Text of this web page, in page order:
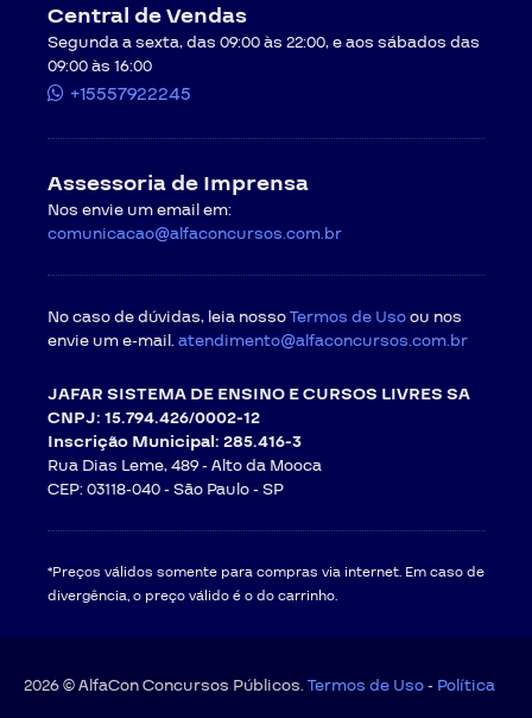
Central de Vendas
Segunda a sexta, das 09:00 às 22:00, e aos sábados das
09:00 às 16:00
+15557922245
Assessoria de Imprensa
Nos envie um email em:
comunicacao@alfaconcursos.com.br
No caso de dúvidas, leia nossoTermos de Usoou nos
envie um e-mail.atendimento@alfaconcursos.com.br
JAFAR SISTEMA DE ENSINO E CURSOS LIVRES SA
CNPJ: 15.794.426/0002-12
Inscrição Municipal: 285.416-3
Rua Dias Leme, 489 - Alto da Mooca
CEP: 03118-040 -São Paulo - SP
*Preços válidos somente para compras via internet. Em caso de
divergência, o preço válido é o do carrinho.
2026 © AlfaCon Concursos Públicos.Termos de Uso- Política